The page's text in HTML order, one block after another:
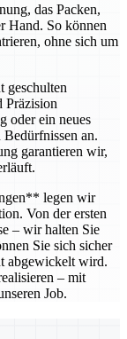
das Packen,
Hand. So können
ohne sich um
geschulten
Präzision
oder ein neues
an.
garantieren wir,
legen wir
Von der ersten
– wir halten Sie
Sie sich sicher
abgewickelt wird.
– mit
Job.